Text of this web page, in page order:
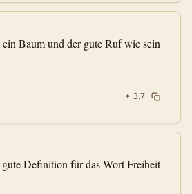
Baum und der gute Ruf wie sein
✦ 3.7
Definition für das Wort Freiheit